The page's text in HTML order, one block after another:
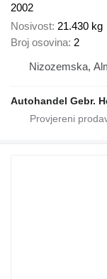
2002
Nosivost 21.430 kg
Broj osovina 2
Nizozemska,
Autohandel Gebr.